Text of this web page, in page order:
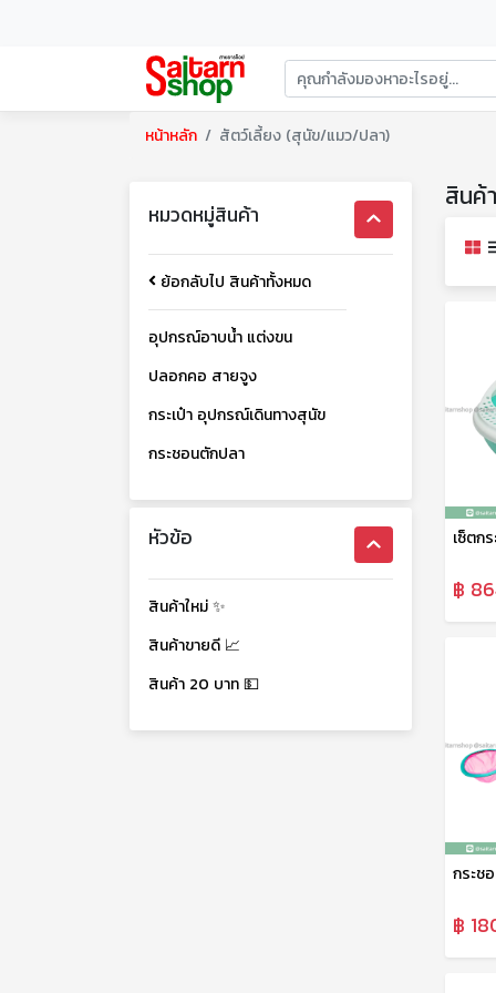
หน้าหลัก สัตว์เลี้ยง (สุนัข/แมว/ปลา)
หมวดหมู่สินค้า
ย้อกลับไป สินค้าทั้งหมด
อุปกรณ์อาบน้ำ แต่งขน
ปลอกคอ สายจูง
กระเป๋า อุปกรณ์เดินทางสุนัข
กระชอนตักปลา
หัวข้อ
สินค้าใหม่ ✨
สินค้าขายดี 📈
สินค้า 20 บาท 💵
สินค้
฿
฿